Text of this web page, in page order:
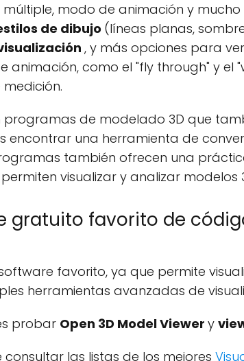
modo de animación y
de dibujo (líneas planas,
, y más opciones para
animación, como el "fly through" y
de modelado 3D que
encontrar una herramienta de
también ofrecen una
visualizar y analizar modelos
gratuito favorito de
favorito, ya que permite
herramientas avanzadas de
probar Open 3D Model Viewer y
las listas de los mejores